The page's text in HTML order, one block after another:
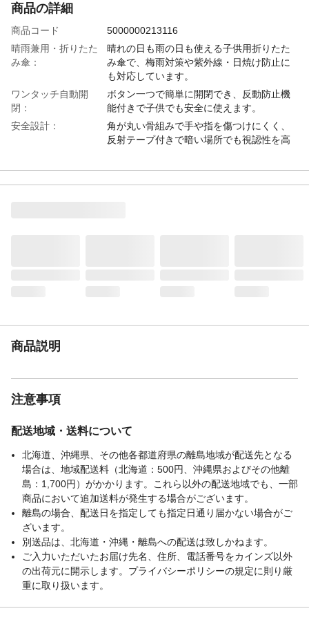
商品の詳細
商品コード
5000000213116
晴雨兼用・折りたた
み傘：
晴れの日も雨の日も使える子供用折りたた
み傘で、梅雨対策や紫外線・日焼け防止に
も対応しています。
ワンタッチ自動開
閉：
ボタン一つで簡単に開閉でき、反動防止機
能付きで子供でも安全に使えます。
安全設計：
角が丸い骨組みで手や指を傷つけにくく、
反射テープ付きで暗い場所でも視認性を高
耐風・撥水機能：
強風にも耐えられる耐風構造と優れた撥水
加工で、雨の日も快適に使用できます。
商品説明
注意事項
配送地域・送料について
北海道、沖縄県、その他各都道府県の離島地域が配送先となる
場合は、地域配送料（北海道：500円、沖縄県およびその他離
島：1,700円）がかかります。これら以外の配送地域でも、一部
商品において追加送料が発生する場合がございます。
離島の場合、配送日を指定しても指定日通り届かない場合がご
ざいます。
別送品は、北海道・沖縄・離島への配送は致しかねます。
ご入力いただいたお届け先名、住所、電話番号をカインズ以外
の出荷元に開示します。プライバシーポリシーの規定に則り厳
重に取り扱います。